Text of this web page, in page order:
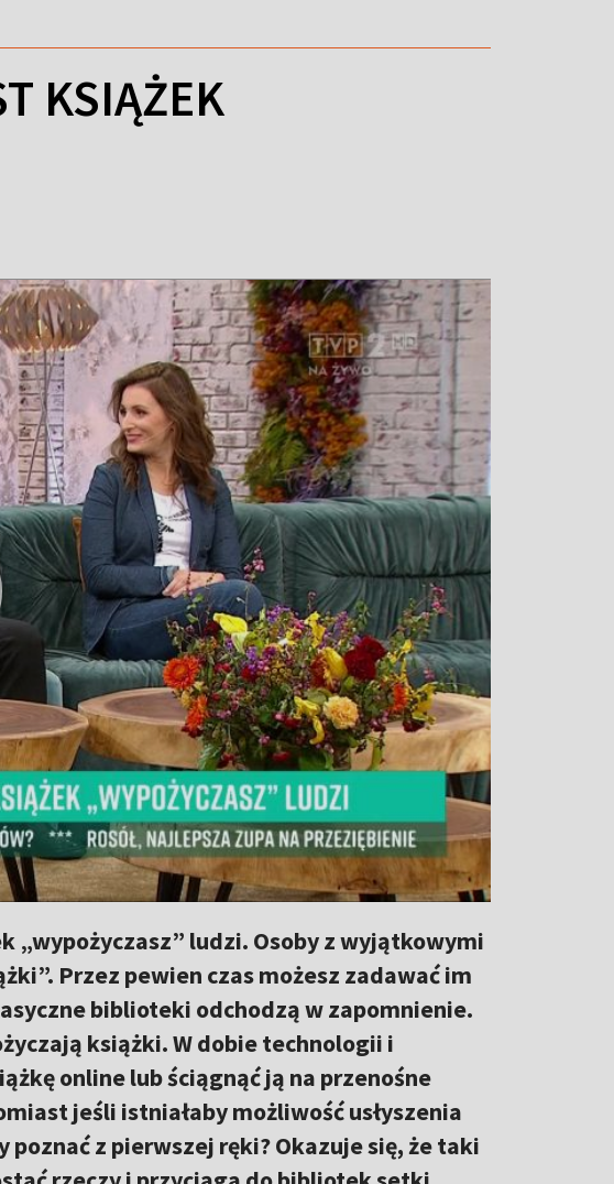
KSIĄŻEK
„wypożyczasz” ludzi. Osoby z wyjątkowymi
Przez pewien czas możesz zadawać im
biblioteki odchodzą w zapomnienie.
książki. W dobie technologii i
online lub ściągnąć ją na przenośne
jeśli istniałaby możliwość usłyszenia
z pierwszej ręki? Okazuje się, że taki